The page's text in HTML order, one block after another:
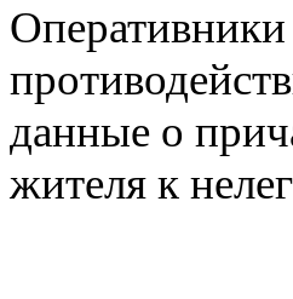
Оперативники
данные о
жителя к